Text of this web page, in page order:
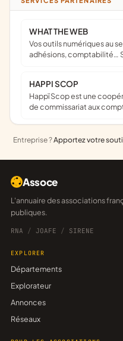
WHAT THE WEB
Vos outils numériques au service de votre mission : site web,
adhésions, comptabilité…
HAPPI SCOP
Happï Scop est une coopérative d’expertise comptable &
de commissariat aux
Entreprise ?Apportez votre
Assoce
L'annuaire des associations françaises, construit sur les données
publiques.
RNA / JOAFE / SIRENE
EXPLORER
Départements
Explorateur
Annonces
Réseaux